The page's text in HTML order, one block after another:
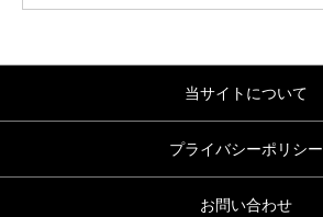
当サイトについて
プライバシーポリシー
お問い合わせ